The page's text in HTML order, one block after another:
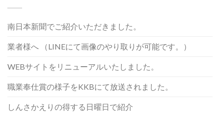
南日本新聞でご紹介いただきました。
業者様へ （LINEにて画像のやり取りが可能です。）
WEBサイトをリニューアルいたしました。
職業奉仕賞の様子をKKBにて放送されました。
しんさかえりの得する日曜日で紹介